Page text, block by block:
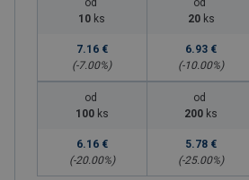
od
10 ks
7.16 €
(-7.00%)
od
20 ks
6.93 €
(-10.00%)
od
100 ks
6.16 €
(-20.00%)
od
200 ks
5.78 €
(-25.00%)